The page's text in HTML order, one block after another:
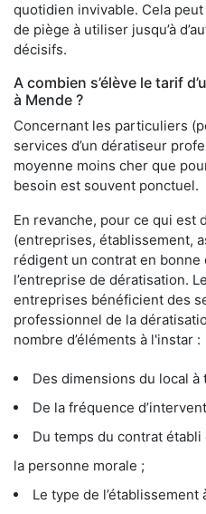
quotidien invivable. Cela peut
de piège à utiliser jusqu’à
décisifs.
A combien s’élève le tarif
à Mende ?
Concernant les particuliers
services d’un dératiseur
moyenne moins cher que
besoin est souvent ponctuel.
En revanche, pour ce qui est
(entreprises, établissement,
rédigent un contrat en bonne
l’entreprise de dératisation.
entreprises bénéficient des
professionnel de la
nombre d’éléments à l'instar :
Des dimensions du local à
De la fréquence
Du temps du contrat
la personne morale ;
Le type de